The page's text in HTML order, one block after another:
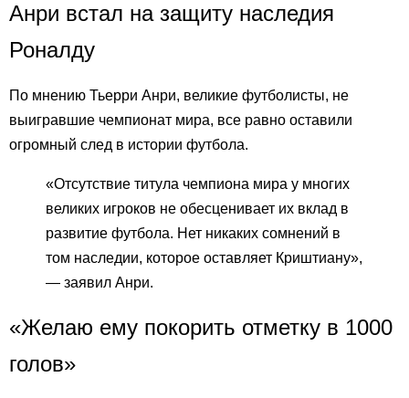
Анри встал на защиту наследия
Роналду
По мнению Тьерри Анри, великие футболисты, не
выигравшие чемпионат мира, все равно оставили
огромный след в истории футбола.
«Отсутствие титула чемпиона мира у многих
великих игроков не обесценивает их вклад в
развитие футбола. Нет никаких сомнений в
том наследии, которое оставляет Криштиану»,
— заявил Анри.
«Желаю ему покорить отметку в 1000
голов»